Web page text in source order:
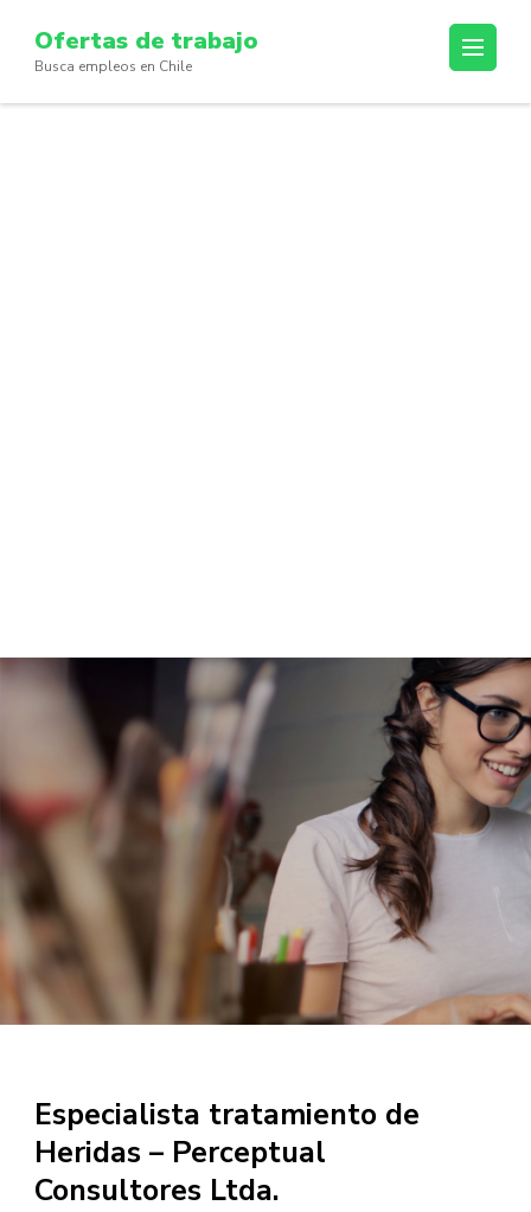
content
(Press
Ofertas de trabajo
Busca empleos en Chile
Especialista tratamiento de
Heridas – Perceptual
Consultores Ltda.